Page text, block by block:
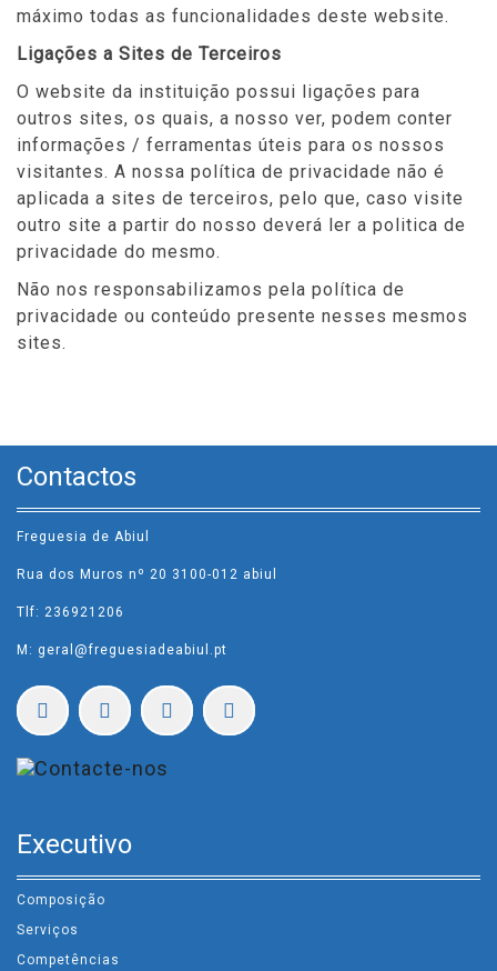
máximo todas as funcionalidades deste website.
Ligações a Sites de Terceiros
O website da instituição possui ligações para
outros sites, os quais, a nosso ver, podem conter
informações / ferramentas úteis para os nossos
visitantes. A nossa política de privacidade não é
aplicada a sites de terceiros, pelo que, caso visite
outro site a partir do nosso deverá ler a politica de
privacidade do mesmo.
Não nos responsabilizamos pela política de
privacidade ou conteúdo presente nesses mesmos
sites.
Contactos
Freguesia de Abiul
Rua dos Muros nº 20 3100-012 abiul
Tlf: 236921206
M: geral@freguesiadeabiul.pt
Executivo
Composição
Serviços
Competências